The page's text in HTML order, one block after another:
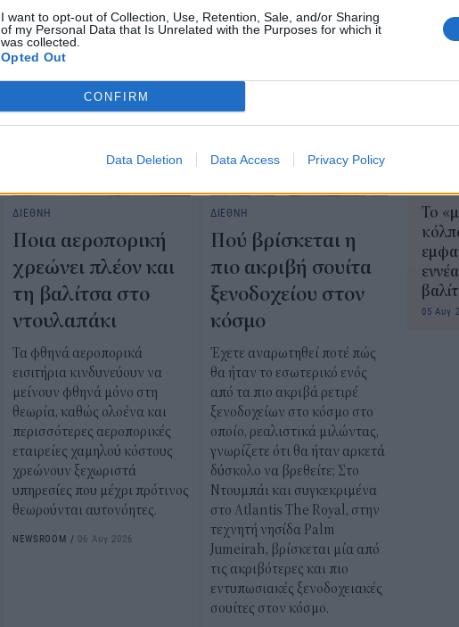
I want to opt-out of Collection, Use, Retention, Sale, and/or Sharing
of my Personal Data that Is Unrelated with the Purposes for which it
was collected.
Opted Out
CONFIRM
Data Deletion Data Access Privacy Policy
ΔΙΕΘΝΗ
Ποια αεροπορική
χρεώνει πλέον και
τη βαλίτσα στο
ντουλαπάκι
Τα φθηνά αεροπορικά
εισιτήρια κινδυνεύουν να
μείνουν φθηνά μόνο στη
θεωρία, καθώς ολοένα και
περισσότερες αεροπορικές
εταιρείες χαμηλού κόστους
χρεώνουν ξεχωριστά
υπηρεσίες που μέχρι πρότινος
θεωρούνται αυτονόητες.
NEWSROOM / 06 Αυγ 2026
ΔΙΕΘΝΗ
Πού βρίσκεται η
πιο ακριβή σουίτα
ξενοδοχείου στον
κόσμο
Έχετε αναρωτηθεί ποτέ πώς
θα ήταν το εσωτερικό ενός
από τα πιο ακριβά ρετιρέ
ξενοδοχείων στο κόσμο στο
οποίο, ρεαλιστικά μιλώντας,
γνωρίζετε ότι θα ήταν αρκετά
δύσκολο να βρεθείτε; Στο
Ντουμπάι και συγκεκριμένα
στο Atlantis The Royal, στην
τεχνητή νησίδα Palm
Jumeirah, βρίσκεται μία από
τις ακριβότερες και πιο
εντυπωσιακές ξενοδοχειακές
σουίτες στον κόσμο.
Το
05 Αυγ